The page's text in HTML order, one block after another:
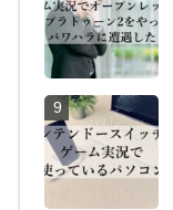
9